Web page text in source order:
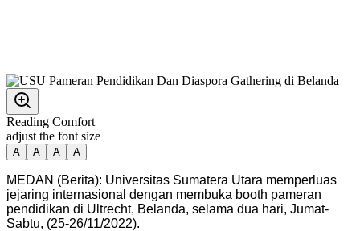
Reading Comfort
adjust the font size
A A A A
MEDAN (Berita): Universitas Sumatera Utara memperluas
jejaring internasional dengan membuka booth pameran
pendidikan di Ultrecht, Belanda, selama dua hari, Jumat-
Sabtu, (25-26/11/2022).